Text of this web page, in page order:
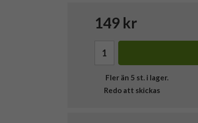
149 kr
Fler än 5 st. i lager.
Redo att skickas